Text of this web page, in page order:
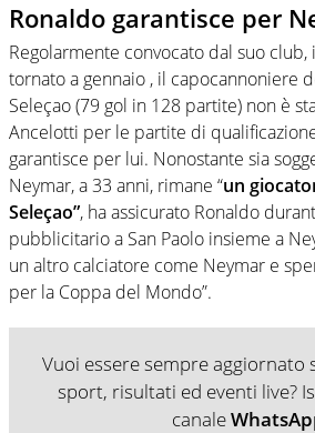
Ronaldo garantisce per
Regolarmente convocato dal suo club,
tornato a gennaio , il capocannoniere
Seleçao (79 gol in 128 partite) non è
Ancelotti per le partite di
garantisce per lui. Nonostante sia
Neymar, a 33 anni, rimane “un
Seleçao”, ha assicurato Ronaldo
pubblicitario a San Paolo insieme a
un altro calciatore come Neymar e
per la Coppa del Mondo”.
Vuoi essere sempre aggiornato
sport, risultati ed eventi live?
canale